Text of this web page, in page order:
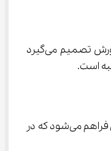
ورزش در مدارس تنها یک فعالیت بدنی نیست، بلکه بستری برای پرورش روحیه همکاری، اعتمادبه‌نفس و مسئولیت‌پذیری در میان دانش‌آموزان است. وقتی آموزش‌وپرورش تصمیم می‌گیرد
استعدادیابی در مدارس، یکی از مؤثرترین روش‌های شناسایی و پرورش استعدادهای ورزشی کشور است. با ورود فدراسیون‌های ورزشی به مدارس، امکان کشف استعدادهایی فراهم می‌شود که در